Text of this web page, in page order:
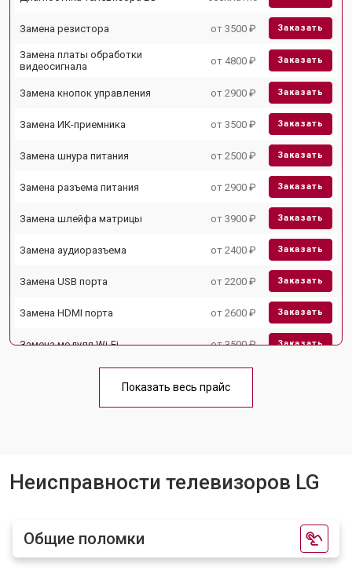
Замена резистора от 3500 ₽ Заказать
Замена платы обработки
видеосигнала
от 4800 ₽ Заказать
Замена кнопок управления от 2900 ₽ Заказать
Замена ИК-приемника от 3500 ₽ Заказать
Замена шнура питания от 2500 ₽ Заказать
Замена разъема питания от 2900 ₽ Заказать
Замена шлейфа матрицы от 3900 ₽ Заказать
Замена аудиоразъема от 2400 ₽ Заказать
Замена USB порта от 2200 ₽ Заказать
Замена HDMI порта от 2600 ₽ Заказать
Замена модуля Wi-Fi от 3500 ₽ Заказать
Ремонт блока управления от 3100 ₽
подсветки
Заказать
Показать весь прайс
Неисправности телевизоров LG
Общие поломки